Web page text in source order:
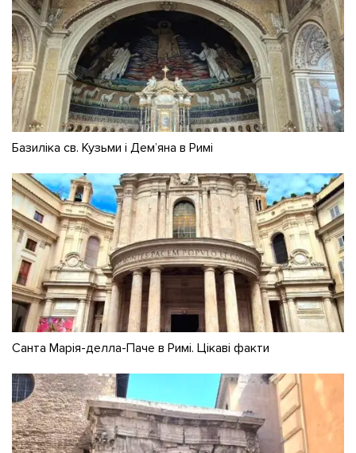
Базиліка св. Кузьми і Дем’яна в Римі
Санта Марія-делла-Паче в Римі. Цікаві факти